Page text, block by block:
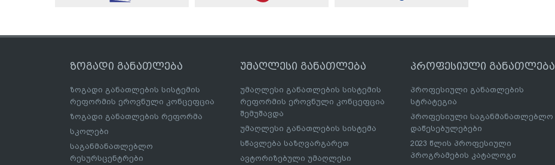
ზოგადი განათლება
ზოგადი განათლების სისტემის
რეფორმის ეროვნული კონცეფცია
ზოგადი განათლების რეფორმა
სკოლები
საგანმანათლებლო
რესურსცენტრები
უმაღლესი განათლება
უმაღლესი განათლების სისტემის
რეფორმის ეროვნული კონცეფცია
შემუშავდა
უმაღლესი განათლების სისტემა
სწავლება საზღვარგარეთ
ავტორიზებული უმაღლესი
პროფესიული განათლება
პროფესიული განათლების
სტრატეგია
პროფესიული საგანმანათლებლო
დაწესებულებები
2023 წლის პროფესიული
პროგრამების კატალოგი